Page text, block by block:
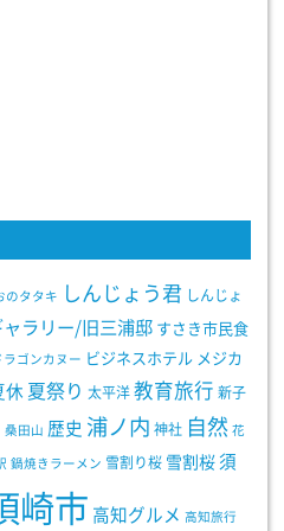
のタタキ しんじょう君 しんじょ
ラリー/旧三浦邸 すさき市民食
ラゴンカヌー ビジネスホテル メジカ
休 夏祭り 太平洋 教育旅行 新子
桑田山 歴史 浦ノ内 神社 自然 花
鍋焼きラーメン 雪割り桜 雪割桜 須
崎市 高知グルメ 高知旅行